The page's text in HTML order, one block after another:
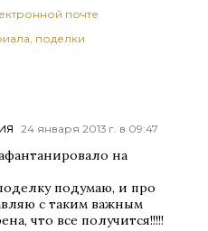
почте
поделки
24 января 2013 г. в 09:47
на
подумаю, и про
с таким важным
что все получится!!!!!